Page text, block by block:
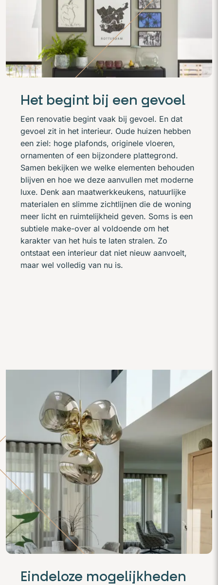
Het begint bij een gevoel
Een renovatie begint vaak bij gevoel. En dat
gevoel zit in het interieur. Oude huizen hebben
een ziel: hoge plafonds, originele vloeren,
ornamenten of een bijzondere plattegrond.
Samen bekijken we welke elementen behouden
blijven en hoe we deze aanvullen met moderne
luxe. Denk aan maatwerkkeukens, natuurlijke
materialen en slimme zichtlijnen die de woning
meer licht en ruimtelijkheid geven. Soms is een
subtiele make-over al voldoende om het
karakter van het huis te laten stralen. Zo
ontstaat een interieur dat niet nieuw aanvoelt,
maar wel volledig van nu is.
Eindeloze mogelijkheden